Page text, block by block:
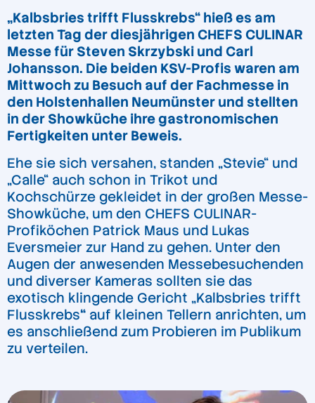
„Kalbsbries trifft Flusskrebs“ hieß es am
letzten Tag der diesjährigen CHEFS CULINAR
Messe für Steven Skrzybski und Carl
Johansson. Die beiden KSV-Profis waren am
Mittwoch zu Besuch auf der Fachmesse in
den Holstenhallen Neumünster und stellten
in der Showküche ihre gastronomischen
Fertigkeiten unter Beweis.
Ehe sie sich versahen, standen „Stevie“ und
„Calle“ auch schon in Trikot und
Kochschürze gekleidet in der großen Messe-
Showküche, um den CHEFS CULINAR-
Profiköchen Patrick Maus und Lukas
Eversmeier zur Hand zu gehen. Unter den
Augen der anwesenden Messebesuchenden
und diverser Kameras sollten sie das
exotisch klingende Gericht „Kalbsbries trifft
Flusskrebs“ auf kleinen Tellern anrichten, um
es anschließend zum Probieren im Publikum
zu verteilen.